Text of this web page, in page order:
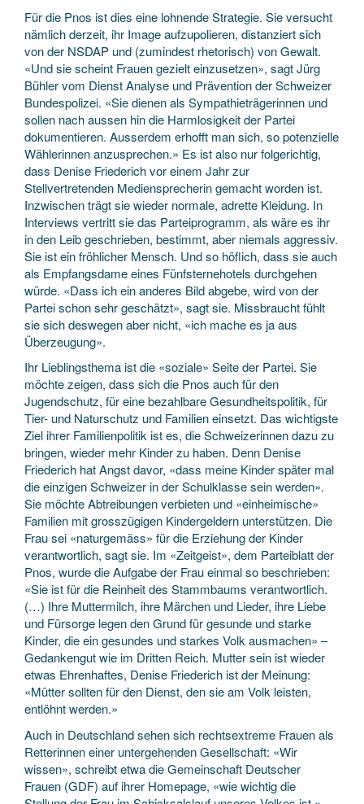
Für die Pnos ist dies eine lohnende Strategie. Sie versucht
nämlich derzeit, ihr Image aufzupolieren, distanziert sich
von der NSDAP und (zumindest rhetorisch) von Gewalt.
«Und sie scheint Frauen gezielt einzusetzen», sagt Jürg
Bühler vom Dienst Analyse und Prävention der Schweizer
Bundespolizei. «Sie dienen als Sympathieträgerinnen und
sollen nach aussen hin die Harmlosigkeit der Partei
dokumentieren. Ausserdem erhofft man sich, so potenzielle
Wählerinnen anzusprechen.» Es ist also nur folgerichtig,
dass Denise Friederich vor einem Jahr zur
Stellvertretenden Mediensprecherin gemacht worden ist.
Inzwischen trägt sie wieder normale, adrette Kleidung. In
Interviews vertritt sie das Parteiprogramm, als wäre es ihr
in den Leib geschrieben, bestimmt, aber niemals aggressiv.
Sie ist ein fröhlicher Mensch. Und so höflich, dass sie auch
als Empfangsdame eines Fünfsternehotels durchgehen
würde. «Dass ich ein anderes Bild abgebe, wird von der
Partei schon sehr geschätzt», sagt sie. Missbraucht fühlt
sie sich deswegen aber nicht, «ich mache es ja aus
Überzeugung».
Ihr Lieblingsthema ist die «soziale» Seite der Partei. Sie
möchte zeigen, dass sich die Pnos auch für den
Jugendschutz, für eine bezahlbare Gesundheitspolitik, für
Tier- und Naturschutz und Familien einsetzt. Das wichtigste
Ziel ihrer Familienpolitik ist es, die Schweizerinnen dazu zu
bringen, wieder mehr Kinder zu haben. Denn Denise
Friederich hat Angst davor, «dass meine Kinder später mal
die einzigen Schweizer in der Schulklasse sein werden».
Sie möchte Abtreibungen verbieten und «einheimische»
Familien mit grosszügigen Kindergeldern unterstützen. Die
Frau sei «naturgemäss» für die Erziehung der Kinder
verantwortlich, sagt sie. Im «Zeitgeist», dem Parteiblatt der
Pnos, wurde die Aufgabe der Frau einmal so beschrieben:
«Sie ist für die Reinheit des Stammbaums verantwortlich.
(…) Ihre Muttermilch, ihre Märchen und Lieder, ihre Liebe
und Fürsorge legen den Grund für gesunde und starke
Kinder, die ein gesundes und starkes Volk ausmachen» –
Gedankengut wie im Dritten Reich. Mutter sein ist wieder
etwas Ehrenhaftes, Denise Friederich ist der Meinung:
«Mütter sollten für den Dienst, den sie am Volk leisten,
entlöhnt werden.»
Auch in Deutschland sehen sich rechtsextreme Frauen als
Retterinnen einer untergehenden Gesellschaft: «Wir
wissen», schreibt etwa die Gemeinschaft Deutscher
Frauen (GDF) auf ihrer Homepage, «wie wichtig die